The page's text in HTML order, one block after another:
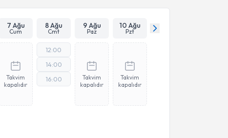
7 Ağu
Cum
8 Ağu
Cmt
9 Ağu
Paz
10 Ağu
Pzt
Takvim
kapalıdır
12:00
14:00
16:00
Takvim
kapalıdır
Takvim
kapalıdır